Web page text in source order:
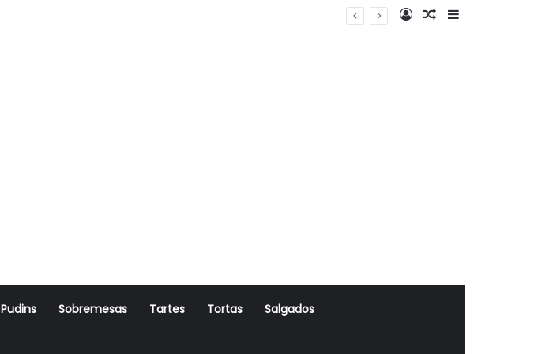
Log InArtigo Aleatório
Sidebar
Pudins Sobremesas Tartes Tortas Salgados